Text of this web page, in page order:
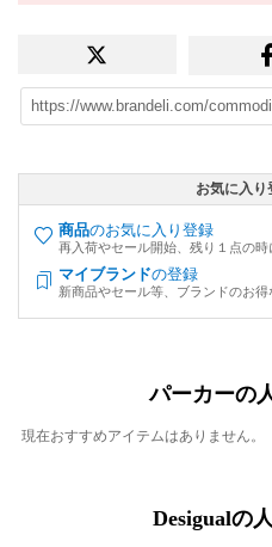
お気に入り
商品のお気に入り登録
再入荷やセール開始、残り１点の
マイブランドの登録
新商品やセール等、ブランドのお
パーカーの
現在おすすめアイテムはありません。
Desigualの